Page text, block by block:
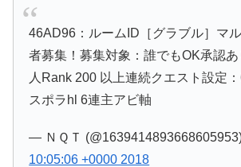
46AD96：ルームID［グラブル］マ
者募集！募集対象：誰でもOK承認
人Rank 200 以上連続クエスト設定
スポラhl 6連主アビ軸
— ＮＱＴ
10:05:06 +0000 2018